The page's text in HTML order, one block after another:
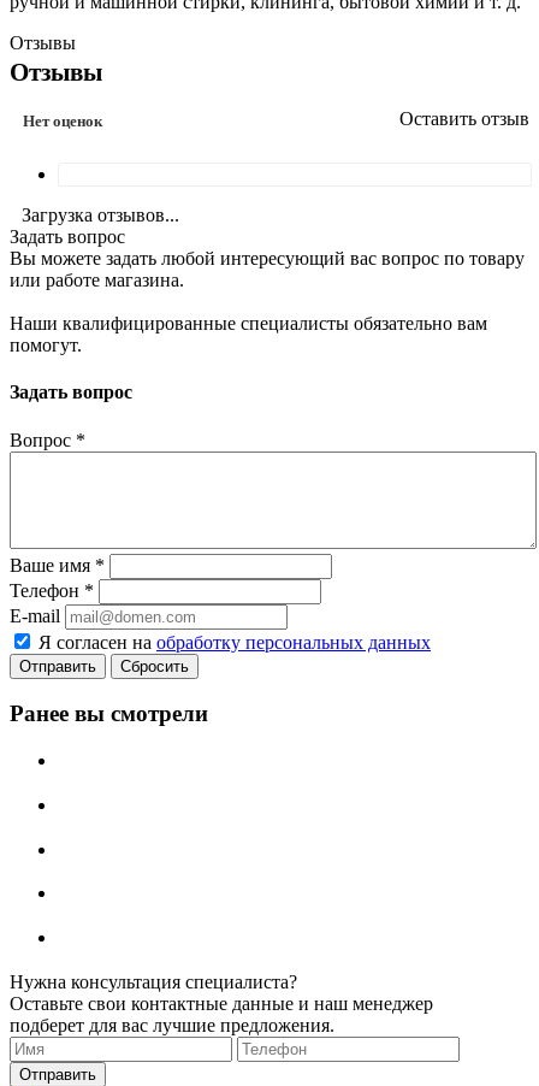
Отзывы
Отзывы
Нет оценок Оставить отзыв
Загрузка отзывов...
Задать вопрос
Вы можете задать любой интересующий вас вопрос по товару
или работе магазина.
Наши квалифицированные специалисты обязательно вам
помогут.
Задать вопрос
Вопрос *
Ваше имя *
Телефон *
E-mail
Я согласен на обработку персональных данных
Сбросить
Ранее вы смотрели
Нужна консультация специалиста?
Оставьте свои контактные данные и наш менеджер
подберет для вас лучшие предложения.